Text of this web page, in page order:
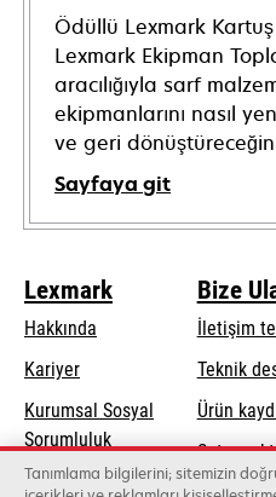
Ödüllü Lexmark
Lexmark Ekipman
aracılığıyla sarf
ekipmanlarını nasıl
ve geri
Sayfaya git
Lexmark
Hakkında
Kariyer
Kurumsal Sosyal
Sorumlulukopens
in
Sürdürülebilirlik
Bize
İletişim
Teknik
Ürün
Satış
Tanımlama bilgilerini; sitemizin